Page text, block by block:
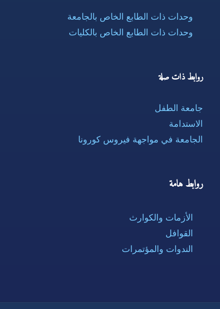
وحدات ذات الطابع الخاص بالجامعة
وحدات ذات الطابع الخاص بالكليات
روابط ذات صلة
جامعة الطفل
الاستدامة
الجامعة في مواجهة فيروس كورونا
روابط هامة
الأزمات والكوارث
القوافل
الندوات والمؤتمرات